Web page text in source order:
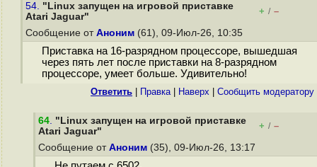
54. "Linux запущен на игровой приставке
Atari Jaguar"
+ / –
Сообщение от Аноним (61), 09-Июл-26, 10:35
Приставка на 16-разрядном процессоре, вышедшая
через пять лет после приставки на 8-разрядном
процессоре, умеет больше. Удивительно!
Ответить Правка| Наверх Cообщить модератору
64. "Linux запущен на игровой приставке
Atari Jaguar"
+ / –
Сообщение от Аноним (35), 09-Июл-26, 13:17